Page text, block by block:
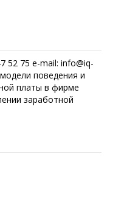
52 75 e-mail: info@iq-
поведения и
платы в фирме
заработной